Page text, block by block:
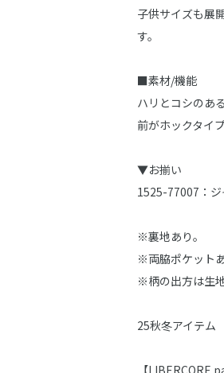
子供サイズも展
す。
■素材/機能
ハリとコシのあ
前がホックタイ
▼お揃い
1525-77007：ジ
※裏地あり。
※両脇ポケットあ
※柄の出方は生
25秋冬アイテム
【LIBERCORE